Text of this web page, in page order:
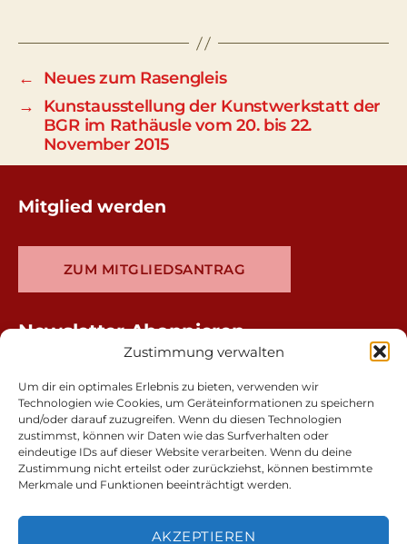
Zustimmung verwalten
Um dir ein optimales Erlebnis zu bieten, verwenden wir
Technologien wie Cookies, um Geräteinformationen zu speichern
und/oder darauf zuzugreifen. Wenn du diesen Technologien
zustimmst, können wir Daten wie das Surfverhalten oder
eindeutige IDs auf dieser Website verarbeiten. Wenn du deine
Zustimmung nicht erteilst oder zurückziehst, können bestimmte
Merkmale und Funktionen beeinträchtigt werden.
AKZEPTIEREN
←
Neues zum Rasengleis
→
Kunstausstellung der Kunstwerkstatt der
BGR im Rathäusle vom 20. bis 22.
November 2015
Mitglied werden
ZUM MITGLIEDSANTRAG
Newsletter Abonnieren